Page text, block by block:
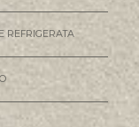
REFRIGERATA